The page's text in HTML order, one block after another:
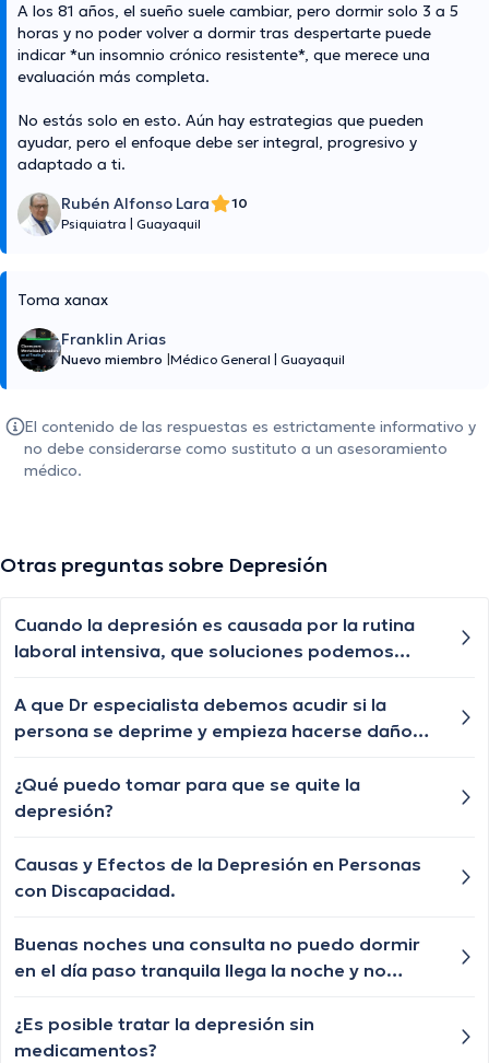
A los 81 años, el sueño suele cambiar, pero dormir solo 3 a 5
horas y no poder volver a dormir tras despertarte puede
indicar *un insomnio crónico resistente*, que merece una
evaluación más completa.
No estás solo en esto. Aún hay estrategias que pueden
ayudar, pero el enfoque debe ser integral, progresivo y
adaptado a ti.
Rubén Alfonso Lara
10
Psiquiatra
Guayaquil
Toma xanax
Franklin Arias
Nuevo miembro Médico General Guayaquil
El contenido de las respuestas es estrictamente informativo y
no debe considerarse como sustituto a un asesoramiento
médico.
Otras preguntas sobre Depresión
Cuando la depresión es causada por la rutina
laboral intensiva, que soluciones podemos
Cali pero no me supo explicar si debía dejar mi
trabajo o no nadamas me dijo que tenia que
A que Dr especialista debemos acudir si la
persona se deprime y empieza hacerse daño
¿Qué puedo tomar para que se quite la
depresión?
Causas y Efectos de la Depresión en Personas
con Discapacidad.
Buenas noches una consulta no puedo dormir
en el día paso tranquila llega la noche y no
¿Es posible tratar la depresión sin
medicamentos?